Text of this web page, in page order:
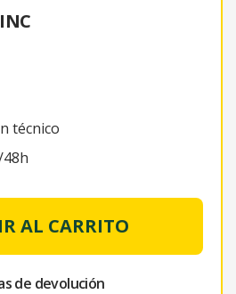
técnico
AL CARRITO
de devolución